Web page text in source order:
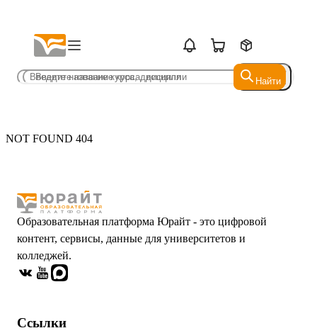
Найти
Найти
NOT FOUND 404
Образовательная платформа Юрайт - это цифровой
контент, сервисы, данные для университетов и
колледжей.
Ссылки